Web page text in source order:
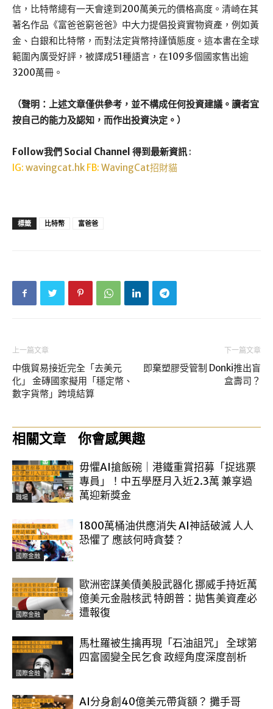
信，比特幣總有一天會達到200萬美元的價格高度。清崎在其
著名作品《富爸爸窮爸爸》中大力提倡投資實物資產，例如黃
金、白銀和比特幣，而對法定貨幣持謹慎態度。這本書在全球
範圍內廣受好評，被譯成51種語言，在109多個國家售出逾
3200萬冊。
（聲明：上述文章僅供參考，並不構成任何投資建議。讀者宜
按自己的能力及認知，而作出投資決定。）
Follow我們 Social Channel 得到最新資訊 :
IG: wavingcat.hk FB: WavingCat招財貓
標籤 比特幣 富爸爸
上一篇文章
中俄貿易接近完全「去美元
化」 金磚國家擬用「穩定幣、
數字貨幣」跨境結算
下一篇文章
即棄塑膠受管制 Donki推出盲
盒壽司？
相關文章 你會感興趣
職場
毋懼AI搶飯碗｜港鐵重賞招募「捉逃票
專員」！中五學歷月入近2.3萬 兼享過
萬迎新獎金
國際金融
1800萬桶油供應消失 AI神話破滅 人人
恐懼了 應該何時貪婪？
國際金融
歐洲密謀美債美股武器化 挪威手持近萬
億美元金融核武 特朗普：拋售美資產必
遭報復
國際金融
馬杜羅被生擒再現「石油詛咒」 全球第
四富國變全民乞食 政經角度深度剖析
AI分身創40億美元帶貨額？ 攤手哥